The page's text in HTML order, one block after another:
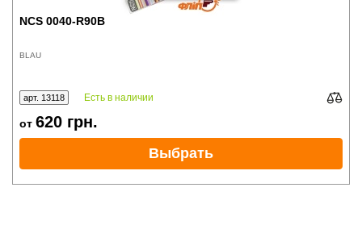
NCS 0040-R90B
BLAU
арт. 13118 Есть в наличии
от 620 грн.
Выбрать